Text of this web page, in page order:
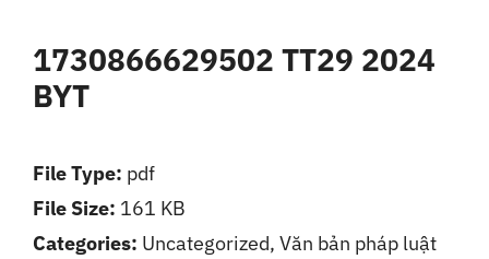
Chia Sẻ Chuyên Môn
Liên Hệ
1730866629502 TT29 2024
BYT
File Type: pdf
File Size: 161 KB
Categories: Uncategorized, Văn bản pháp luật